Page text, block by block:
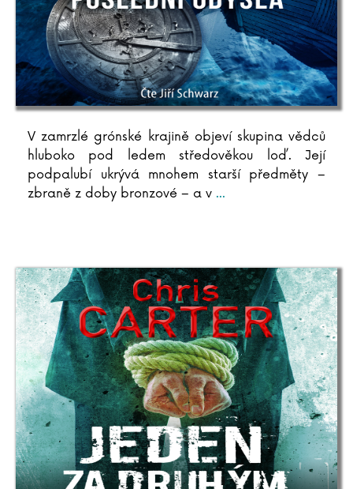
V zamrzlé grónské krajině objeví skupina vědců
hluboko pod ledem středověkou loď. Její
podpalubí ukrývá mnohem starší předměty –
zbraně z doby bronzové – a v ...